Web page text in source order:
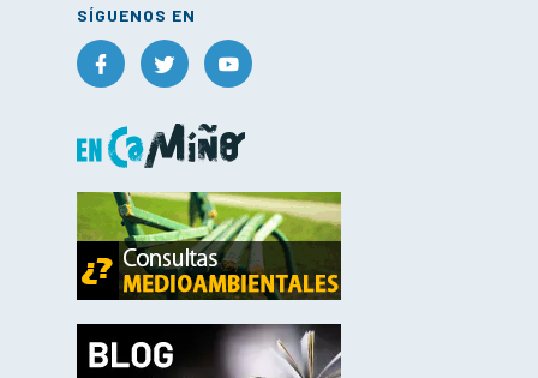
SÍGUENOS EN